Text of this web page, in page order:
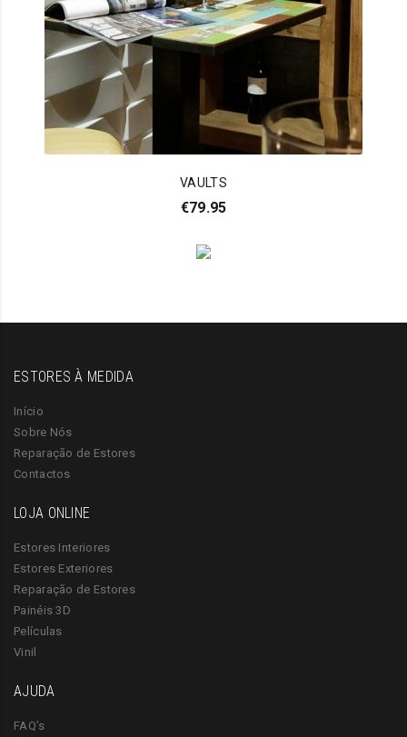
VAULTS
€79.95
ESTORES À MEDIDA
Início
Sobre Nós
Reparação de Estores
Contactos
LOJA ONLINE
Estores Interiores
Estores Exteriores
Reparação de Estores
Painéis 3D
Películas
Vinil
AJUDA
FAQ’s